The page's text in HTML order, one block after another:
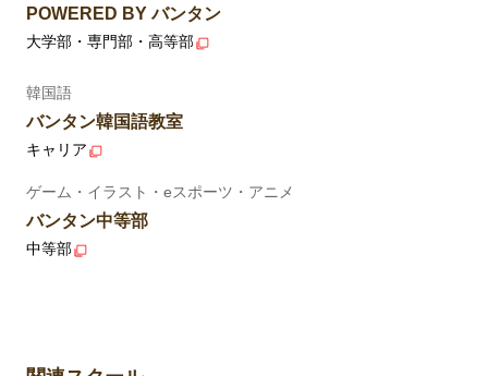
POWERED BY バンタン
大学部・専門部・高等部
韓国語
バンタン韓国語教室
キャリア
ゲーム・イラスト・eスポーツ・アニメ
バンタン中等部
中等部